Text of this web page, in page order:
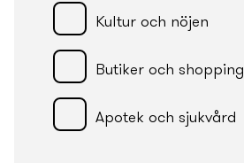
Kultur och nöjen
Butiker och shopping
Apotek och sjukvård